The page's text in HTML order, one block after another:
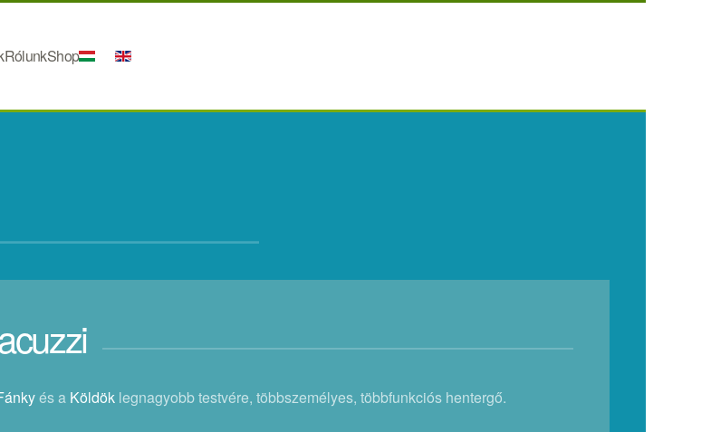
RólunkShop
és a Köldöklegnagyobb testvére, többszemélyes, többfunkciós hentergő.